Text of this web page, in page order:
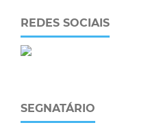
REDES SOCIAIS
SEGNATÁRIO